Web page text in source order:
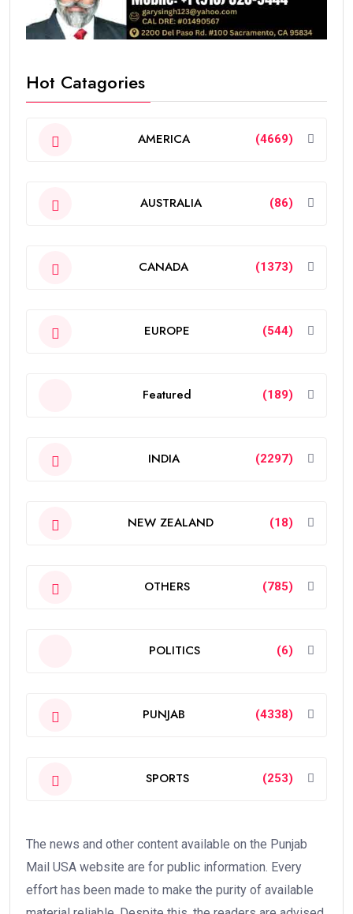
Hot Catagories
AMERICA (4669)
AUSTRALIA (86)
CANADA (1373)
EUROPE (544)
Featured (189)
INDIA (2297)
NEW ZEALAND (18)
OTHERS (785)
POLITICS (6)
PUNJAB (4338)
SPORTS (253)
The news and other content available on the Punjab
Mail USA website are for public information. Every
effort has been made to make the purity of available